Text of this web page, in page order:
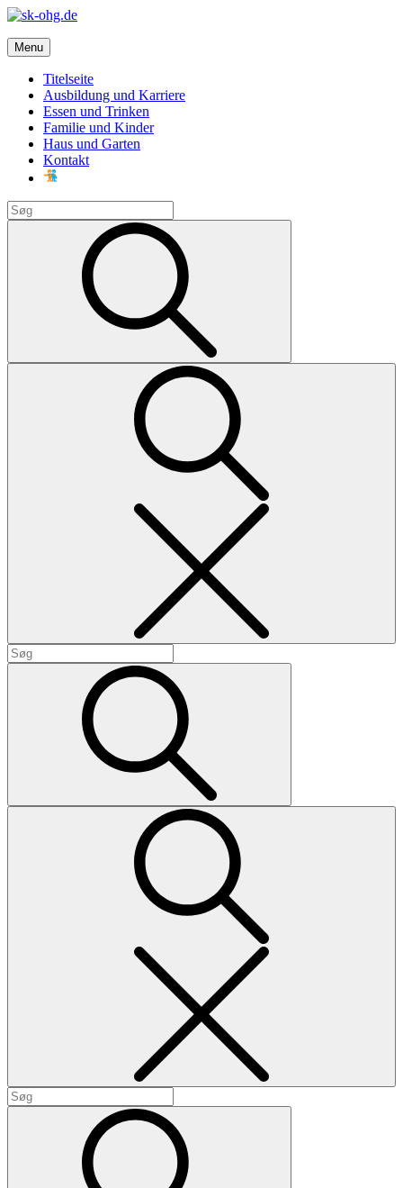
Skip
content
sk-ohg.de
Die besten Neuigkeiten
Menu
Titelseite
Ausbildung und Karriere
Essen und Trinken
Familie und Kinder
Haus und Garten
Kontakt
Search
for:
Search
for:
Search
for: